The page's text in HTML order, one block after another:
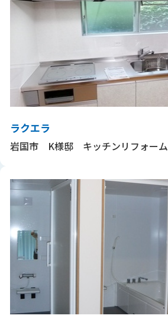
ラクエラ
岩国市 K様邸 キッチンリフォーム